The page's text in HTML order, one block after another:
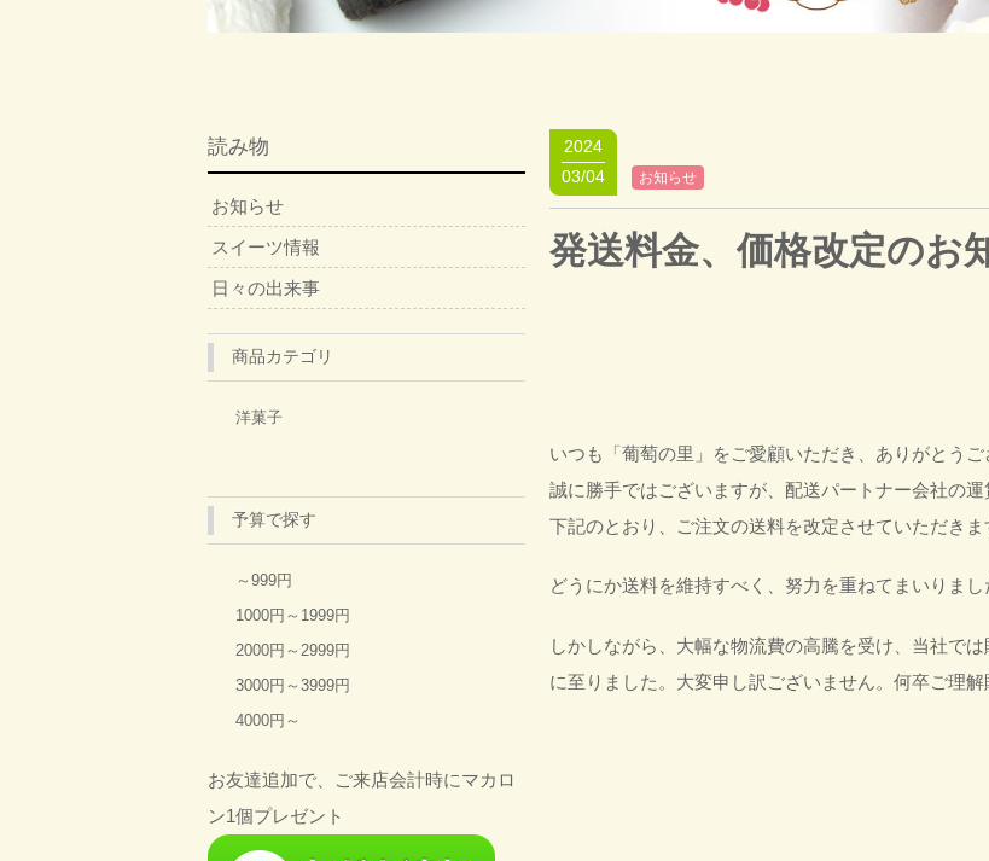
2024
03/04
お知らせ
発送料金、価格改定のお
いつも「葡萄の里」をご愛顧いただき、ありがとうご
誠に勝手ではございますが、配送パートナー会社の運
下記のとおり、ご注文の送料を改定させていただきま
どうにか送料を維持すべく、努力を重ねてまいりまし
しかしながら、大幅な物流費の高騰を受け、当社で
に至りました。大変申し訳ございません。何卒ご理解
読み物
お知らせ
スイーツ情報
日々の出来事
商品カテゴリ
洋菓子
予算で探す
～999円
1000円～1999円
2000円～2999円
3000円～3999円
4000円～
お友達追加で、ご来店会計時にマカロ
ン1個プレゼント